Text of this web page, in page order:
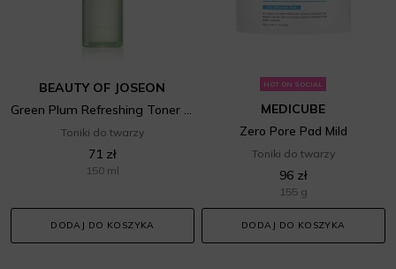
BEAUTY OF JOSEON
Green Plum Refreshing Toner AHA+ BHA
Toniki do twarzy
71 zł
150 ml
DODAJ DO KOSZYKA
HOT ON SOCIAL
MEDICUBE
Zero Pore Pad Mild
Toniki do twarzy
96 zł
155 g
DODAJ DO KOSZYKA